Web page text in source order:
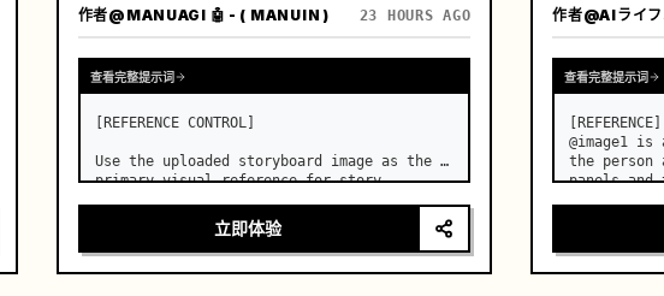
作者@MANUAGI 🤖 - ( MANUIN ) 23 HOURS AGO
查看完整提示词
[REFERENCE CONTROL]
Use the uploaded storyboard image as the
primary visual reference for story
design, environment, emotional
progression, and shot order.
立即体验
作者@AIライ
查看完整提示词
[REFERENCE]
@image1
the person
panels
hair, body
of the
vi…